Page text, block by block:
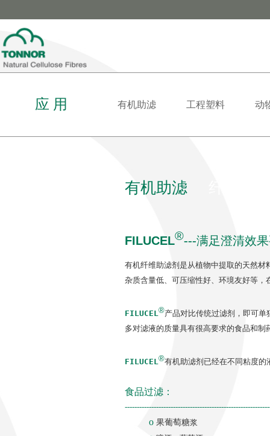
应 用 有机助滤 工程塑料 动
有机助滤
FILUCEL®---满足澄清效
有机纤维助滤剂是从植物中提取的天然
杂质含量低、可压缩性好、环境友好等
FILUCEL ®产品对比传统过滤剂，即可
多对滤液的质量具有很高要求的食品和
FILUCEL®有机助滤剂已经在不同粘度的
食品过滤：
o 果葡萄糖浆